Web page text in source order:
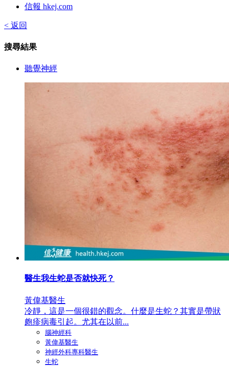
信報 hkej.com
< 返回
搜尋結果
聽覺神經
醫生我生蛇是否就快死？
黃偉基醫生
冷靜，這是一個很錯的觀念。什麼是生蛇？其實是帶狀
皰疹病毒引起。尤其在以前...
腦神經科
黃偉基醫生
神經外科專科醫生
生蛇